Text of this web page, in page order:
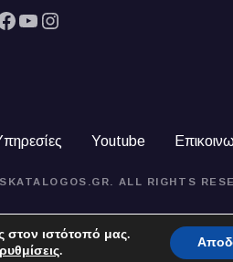
YouTube Instagram
Youtube
ALL RIGHTS
στον ιστότοπό μας.
ρυθμίσεις.